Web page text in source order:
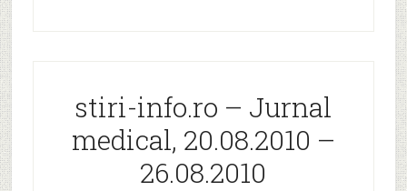
stiri-info.ro – Jurnal
medical, 20.08.2010 –
26.08.2010